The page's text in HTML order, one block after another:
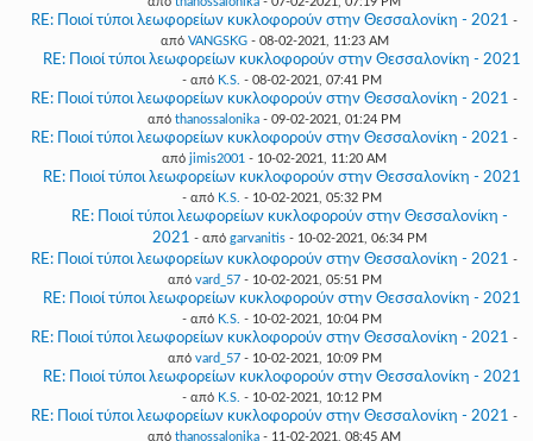
RE: Ποιοί τύποι λεωφορείων κυκλοφορούν στην Θεσσαλονίκη - 2021 -
από VANGSKG- 08-02-2021, 11:23 AM
RE: Ποιοί τύποι λεωφορείων κυκλοφορούν στην Θεσσαλονίκη - 2021
- από K.S. - 08-02-2021, 07:41 PM
RE: Ποιοί τύποι λεωφορείων κυκλοφορούν στην Θεσσαλονίκη - 2021 -
από thanossalonika - 09-02-2021, 01:24 PM
RE: Ποιοί τύποι λεωφορείων κυκλοφορούν στην Θεσσαλονίκη - 2021 -
από jimis2001 - 10-02-2021, 11:20 AM
RE: Ποιοί τύποι λεωφορείων κυκλοφορούν στην Θεσσαλονίκη - 2021
- από K.S. - 10-02-2021, 05:32 PM
RE: Ποιοί τύποι λεωφορείων κυκλοφορούν στην Θεσσαλονίκη -
2021 - από garvanitis - 10-02-2021, 06:34 PM
RE: Ποιοί τύποι λεωφορείων κυκλοφορούν στην Θεσσαλονίκη - 2021 -
από vard_57- 10-02-2021, 05:51 PM
RE: Ποιοί τύποι λεωφορείων κυκλοφορούν στην Θεσσαλονίκη - 2021
- από K.S. - 10-02-2021, 10:04 PM
RE: Ποιοί τύποι λεωφορείων κυκλοφορούν στην Θεσσαλονίκη - 2021 -
από vard_57- 10-02-2021, 10:09 PM
RE: Ποιοί τύποι λεωφορείων κυκλοφορούν στην Θεσσαλονίκη - 2021
- από K.S. - 10-02-2021, 10:12 PM
RE: Ποιοί τύποι λεωφορείων κυκλοφορούν στην Θεσσαλονίκη - 2021 -
από thanossalonika - 11-02-2021, 08:45 AM